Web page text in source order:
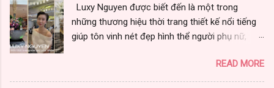
Luxy Nguyen được biết đến là một trong
những thương hiệu thời trang thiết kế nổi tiếng
giúp tôn vinh nét đẹp hình thể người phụ nữ,
đẹp sang trọng. Thương hiệu thời trang Luxy
Nguyen gây ấn tượng bởi chất lượng và sự đa
READ MORE